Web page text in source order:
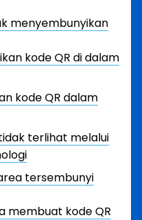
menyembunyikan
kode QR di dalam
kode QR dalam
terlihat melalui
tersembunyi
membuat kode QR